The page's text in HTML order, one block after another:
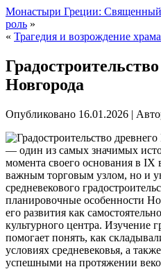
Монастыри Греции: Священный
роль »
« Трагедия и возрождение
Новгорода
Опубликовано 16.01.2026 |
— один из самых значимых
момента своего основания в IX
важным торговым узлом, но и
средневекового
планировочные особенности
его развития как
культурного центра. Изучение
помогает понять, как
условиях средневековья, а
успешными на протяжении